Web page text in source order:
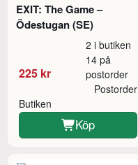
EXIT: The Game –
Ödestugan (SE)
225 kr
2 i butiken
14 på
postorder
Butiken
Postorder
Köp